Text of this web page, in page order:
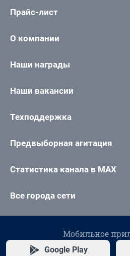
Прайс-лист
О компании
Наши награды
Наши вакансии
Техподдержка
Предвыборная агитация
Статистика канала в MAX
Все города сети
Мобильное
Google Play